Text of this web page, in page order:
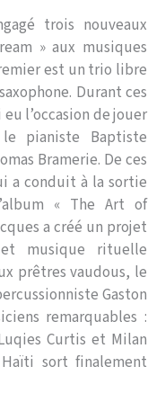
trois nouveaux
» aux musiques
est un trio libre
Durant ces
l’occasion de jouer
pianiste Baptiste
Bramerie. De ces
a conduit à la sortie
« The Art of
a créé un projet
musique rituelle
prêtres vaudous, le
Gaston
remarquables :
Curtis et Milan
Haïti sort finalement